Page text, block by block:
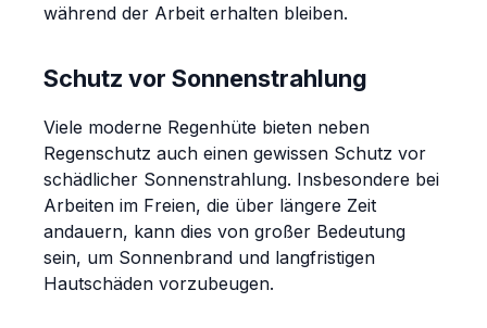
während der Arbeit erhalten bleiben.
Schutz vor Sonnenstrahlung
Viele moderne Regenhüte bieten neben
Regenschutz auch einen gewissen Schutz vor
schädlicher Sonnenstrahlung. Insbesondere bei
Arbeiten im Freien, die über längere Zeit
andauern, kann dies von großer Bedeutung
sein, um Sonnenbrand und langfristigen
Hautschäden vorzubeugen.